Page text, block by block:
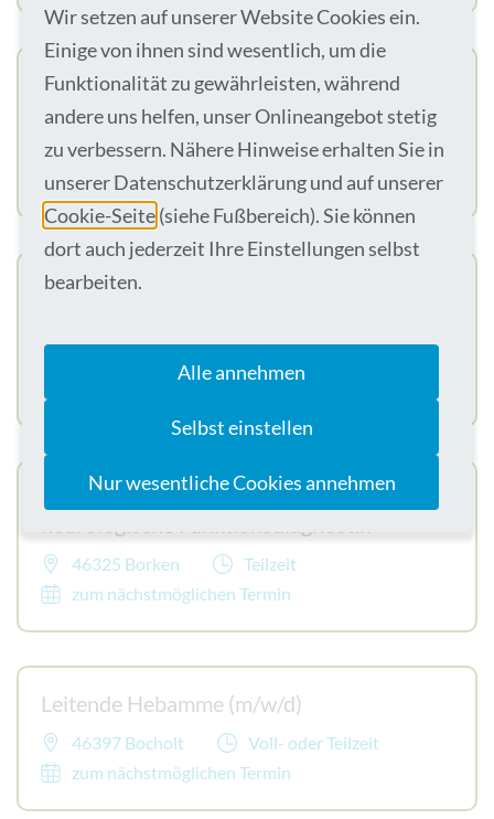
Pflegefachkraft Chirurgische Station / SDS-
Einheit
46325 Borken
Voll- oder Teilzeit
zum nächstmöglichen Termin
Pflegehelfer (m/w/d)
Medizinische Fachangestellte (m/w/d)
46325 Borken
Teilzeit
zum nächstmöglichen Termin
Leitende Hebamme (m/w/d)
46397 Bocholt
Voll- oder Teilzeit
zum nächstmöglichen Termin
Wir setzen auf unserer Website Cookies ein.
Einige von ihnen sind wesentlich, um die
Funktionalität zu gewährleisten, während
andere uns helfen, unser Onlineangebot stetig
zu verbessern. Nähere Hinweise erhalten Sie in
unserer Datenschutzerklärung und auf unserer
Cookie-Seite(siehe Fußbereich). Sie können
dort auch jederzeit Ihre Einstellungen selbst
bearbeiten.
Alle annehmen
Selbst einstellen
Nur wesentliche Cookies annehmen